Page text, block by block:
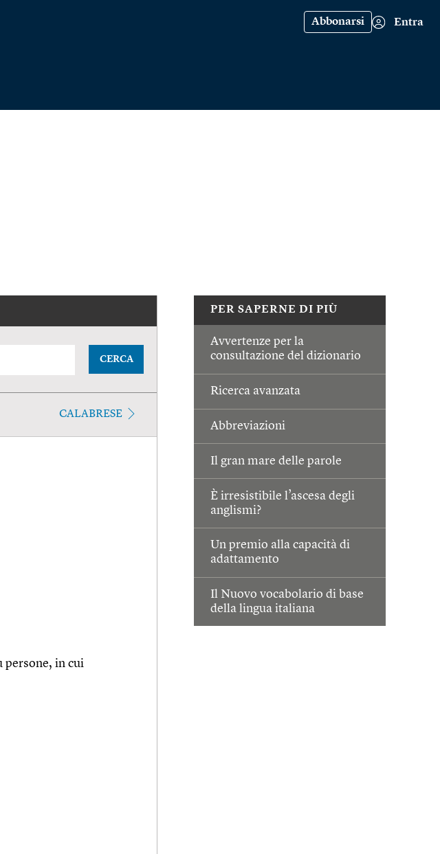
Abbonarsi Entra
PER SAPERNE DI PIÙ
Avvertenze per la
consultazione del dizionario
Ricerca avanzata
Abbreviazioni
Il gran mare delle parole
È irresistibile l’ascesa degli
anglismi?
Un premio alla capacità di
adattamento
Il Nuovo vocabolario di base
della lingua italiana
CERCA
CALABRESE
persone, in cui